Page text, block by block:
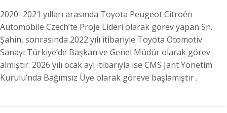
2020–2021 yılları arasında Toyota Peugeot Citroën
Automobile Czech’te Proje Lideri olarak görev yapan Sn.
Şahin, sonrasında 2022 yılı itibariyle Toyota Otomotiv
Sanayi Türkiye’de Başkan ve Genel Müdür olarak görev
almıştır. 2026 yılı ocak ayı itibarıyla ise CMS Jant Yönetim
Kurulu’nda Bağımsız Üye olarak göreve başlamıştır .